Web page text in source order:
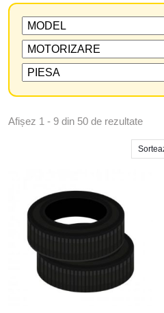
Afișez 1 - 9 din 50 de rezultate